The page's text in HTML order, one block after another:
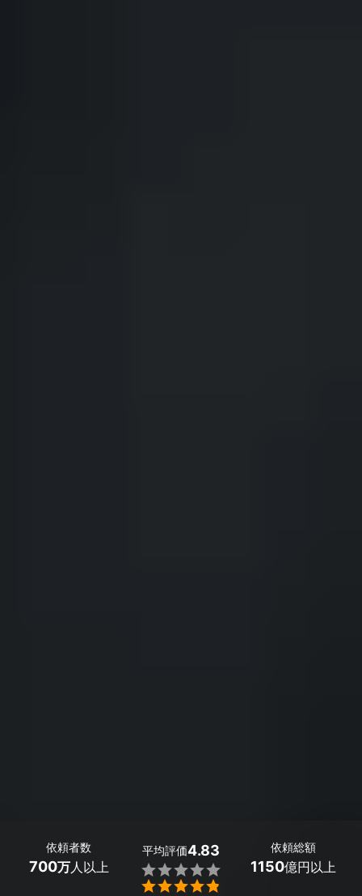
依頼者数
700万人以上
平均評価4.83


依頼総額
1150億円以上